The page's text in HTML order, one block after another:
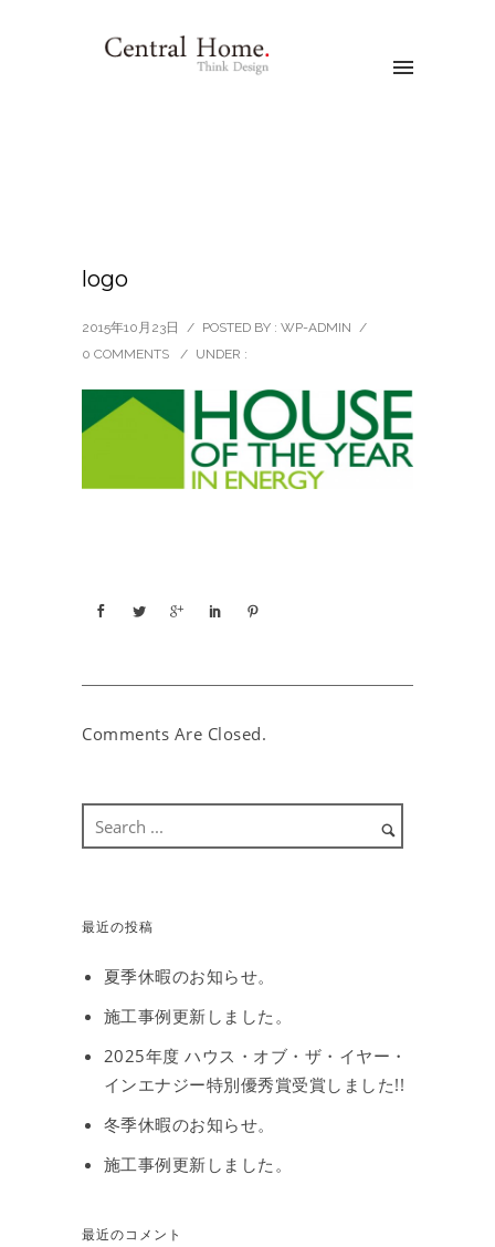
logo
2015年10月23日 / POSTED BY : WP-ADMIN /
0 COMMENTS
/ UNDER :
Comments Are Closed.
最近の投稿
夏季休暇のお知らせ。
施工事例更新しました。
2025年度 ハウス・オブ・ザ・イヤー・
インエナジー特別優秀賞受賞しました!!
冬季休暇のお知らせ。
施工事例更新しました。
最近のコメント